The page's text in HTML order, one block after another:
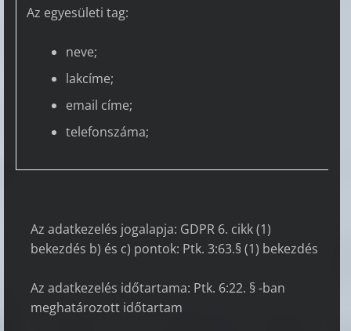
Az egyesületi tag:
neve;
lakcíme;
email címe;
telefonszáma;
Az adatkezelés jogalapja: GDPR 6. cikk (1)
bekezdés b) és c) pontok: Ptk. 3:63.§ (1) bekezdés
Az adatkezelés időtartama: Ptk. 6:22. § -ban
meghatározott időtartam